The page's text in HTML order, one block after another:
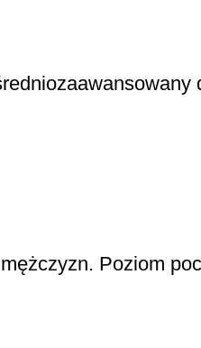
Poziom